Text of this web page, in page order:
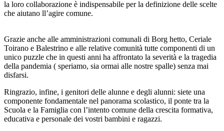
la loro collaborazione è indispensabile per la definizione delle scelte
che aiutano ll’agire comune.
Grazie anche alle amministrazioni comunali di Borg hetto, Ceriale
Toirano e Balestrino e alle relative comunità tutte componenti di un
unico puzzle che in questi anni ha affrontato la severità e la tragedia
della pandemia ( speriamo, sia ormai alle nostre spalle) senza mai
disfarsi.
Ringrazio, infine, i genitori delle alunne e degli alunni: siete una
componente fondamentale nel panorama scolastico, il ponte tra la
Scuola e la Famiglia con l’intento comune della crescita formativa,
educativa e personale dei vostri bambini e ragazzi.